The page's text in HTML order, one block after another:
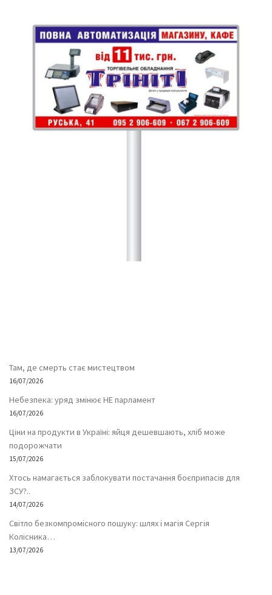
Там, де смерть стає мистецтвом
16/07/2026
Небезпека: уряд змінює НЕ парламент
16/07/2026
Ціни на продукти в Україні: яйця дешевшають, хліб може
подорожчати
15/07/2026
Хтось намагається заблокувати постачання боєприпасів для
ЗСУ?..
14/07/2026
Світло безкомпромісного пошуку: шлях і магія Сергія
Колісника…
13/07/2026